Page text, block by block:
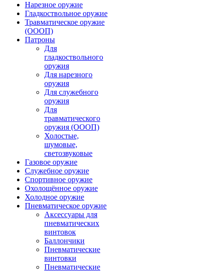
Нарезное оружие
Гладкоствольное оружие
Травматическое оружие
(ОООП)
Патроны
Для
гладкоствольного
оружия
Для нарезного
оружия
Для служебного
оружия
Для
травматического
оружия (ОООП)
Холостые,
шумовые,
светозвуковые
Газовое оружие
Служебное оружие
Спортивное оружие
Охолощённое оружие
Холодное оружие
Пневматическое оружие
Аксессуары для
пневматических
винтовок
Баллончики
Пневматические
винтовки
Пневматические